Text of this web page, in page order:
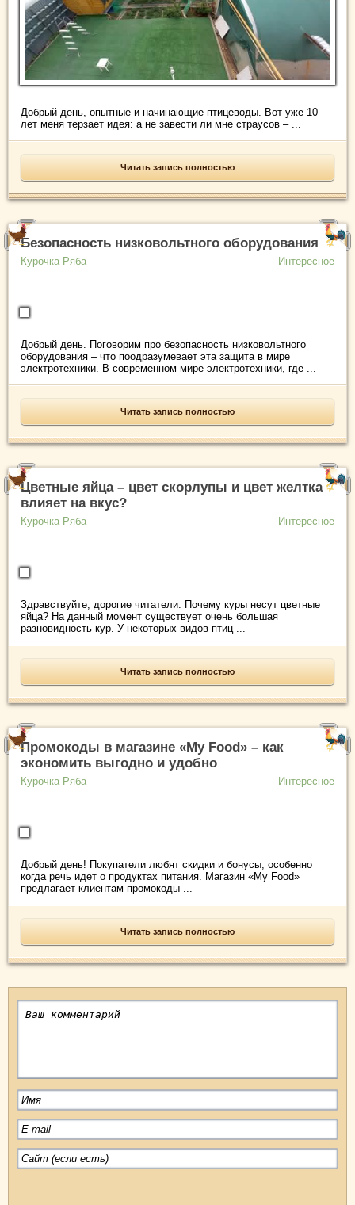
Добрый день, опытные и начинающие птицеводы. Вот уже 10
лет меня терзает идея: а не завести ли мне страусов – ...
Читать запись полностью
Безопасность низковольтного оборудования
Курочка Ряба Интересное
Добрый день. Поговорим про безопасность низковольтного
оборудования – что поодразумевает эта защита в мире
электротехники. В современном мире электротехники, где ...
Читать запись полностью
Цветные яйца – цвет скорлупы и цвет желтка
влияет на вкус?
Курочка Ряба Интересное
Здравствуйте, дорогие читатели. Почему куры несут цветные
яйца? На данный момент существует очень большая
разновидность кур. У некоторых видов птиц ...
Читать запись полностью
Промокоды в магазине «My Food» – как
экономить выгодно и удобно
Курочка Ряба Интересное
Добрый день! Покупатели любят скидки и бонусы, особенно
когда речь идет о продуктах питания. Магазин «My Food»
предлагает клиентам промокоды ...
Читать запись полностью